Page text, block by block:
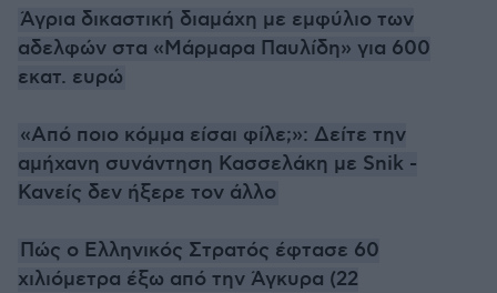
Άγρια δικαστική διαμάχη με εμφύλιο των
αδελφών στα «Μάρμαρα Παυλίδη» για 600
εκατ. ευρώ
«Από ποιο κόμμα είσαι φίλε;»: Δείτε την
αμήχανη συνάντηση Κασσελάκη με Snik -
Κανείς δεν ήξερε τον άλλο
Πώς ο Ελληνικός Στρατός έφτασε 60
χιλιόμετρα έξω από την Άγκυρα (22